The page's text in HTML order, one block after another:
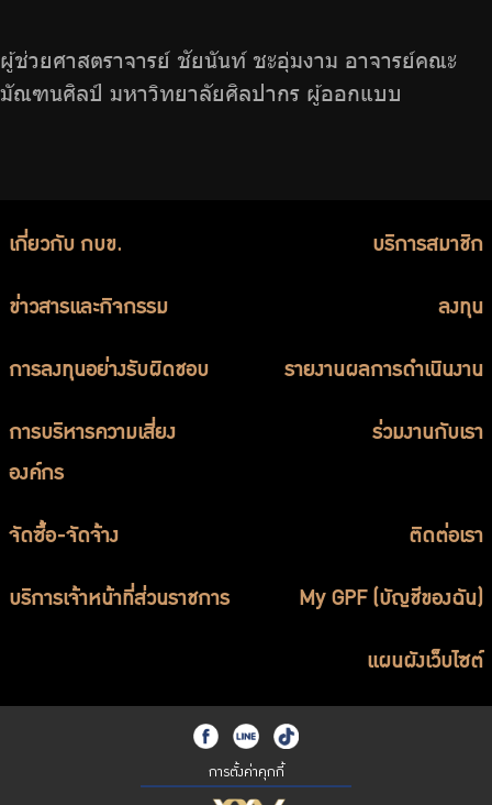
ผู้ช่วยศาสตราจารย์ ชัยนันท์ ชะอุ่มงาม อาจารย์คณะ
มัณฑนศิลป์ มหาวิทยาลัยศิลปากร ผู้ออกแบบ
เกี่ยวกับ กบข. บริการสมาชิก
ข่าวสารและกิจกรรม ลงทุน
การลงทุนอย่างรับผิดชอบ รายงานผลการดำเนินงาน
การบริหารความเสี่ยง
องค์กร
ร่วมงานกับเรา
จัดซื้อ-จัดจ้าง ติดต่อเรา
บริการเจ้าหน้าที่ส่วนราชการ My GPF (บัญชีของฉัน)
แผนผังเว็บไซต์
การตั้งค่าคุกกี้